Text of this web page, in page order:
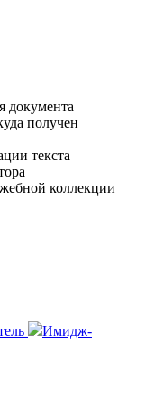
документа
получен
текста
коллекции
Имидж-